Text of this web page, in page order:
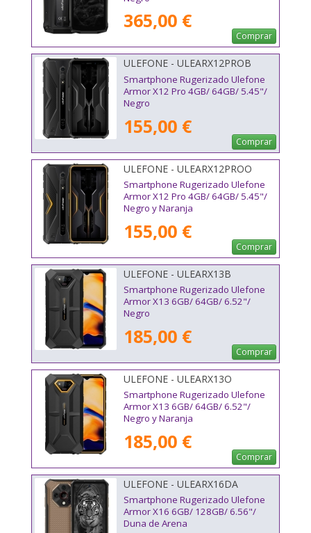
365,00 €
Comprar
ULEFONE - ULEARX12PROB
Smartphone Rugerizado Ulefone
Armor X12 Pro 4GB/ 64GB/ 5.45"/
Negro
155,00 €
Comprar
ULEFONE - ULEARX12PROO
Smartphone Rugerizado Ulefone
Armor X12 Pro 4GB/ 64GB/ 5.45"/
Negro y Naranja
155,00 €
Comprar
ULEFONE - ULEARX13B
Smartphone Rugerizado Ulefone
Armor X13 6GB/ 64GB/ 6.52"/
Negro
185,00 €
Comprar
ULEFONE - ULEARX13O
Smartphone Rugerizado Ulefone
Armor X13 6GB/ 64GB/ 6.52"/
Negro y Naranja
185,00 €
Comprar
ULEFONE - ULEARX16DA
Smartphone Rugerizado Ulefone
Armor X16 6GB/ 128GB/ 6.56"/
Duna de Arena